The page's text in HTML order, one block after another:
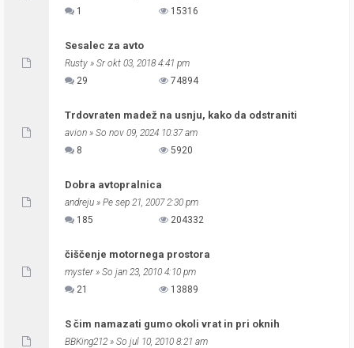
1
15316
Sesalec za avto
Rusty » Sr okt 03, 2018 4:41 pm
29
74894
Trdovraten madež na usnju, kako da odstraniti
avion » So nov 09, 2024 10:37 am
8
5920
Dobra avtopralnica
andreju » Pe sep 21, 2007 2:30 pm
185
204332
čiščenje motornega prostora
myster» So jan 23, 2010 4:10 pm
21
13889
S čim namazati gumo okoli vrat in pri oknih
BBKing212 » So jul 10, 2010 8:21 am